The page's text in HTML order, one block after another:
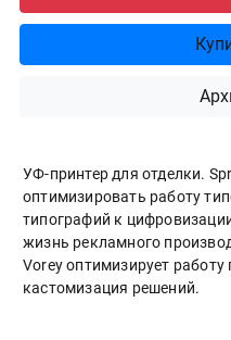
УФ-принтер для отделки.
оптимизировать работу
типографий к
жизнь рекламного
Vorey оптимизирует работу
кастомизация решений.